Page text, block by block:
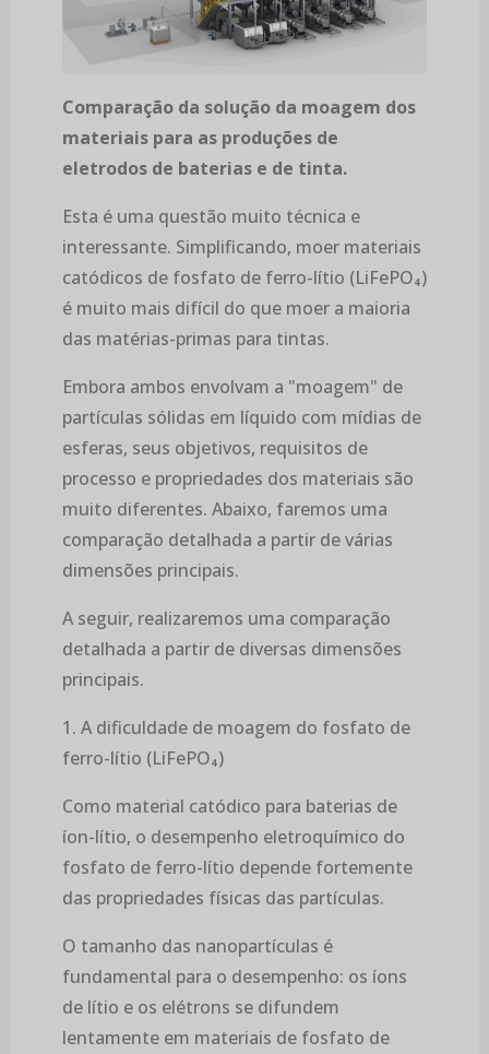
Comparação da solução da moagem dos
materiais para as produções de
eletrodos de baterias e de tinta.
Esta é uma questão muito técnica e
interessante. Simplificando, moer materiais
catódicos de fosfato de ferro-lítio (LiFePO₄)
é muito mais difícil do que moer a maioria
das matérias-primas para tintas.
Embora ambos envolvam a "moagem" de
partículas sólidas em líquido com mídias de
esferas, seus objetivos, requisitos de
processo e propriedades dos materiais são
muito diferentes. Abaixo, faremos uma
comparação detalhada a partir de várias
dimensões principais.
A seguir, realizaremos uma comparação
detalhada a partir de diversas dimensões
principais.
1. A dificuldade de moagem do fosfato de
ferro-lítio (LiFePO₄)
Como material catódico para baterias de
íon-lítio, o desempenho eletroquímico do
fosfato de ferro-lítio depende fortemente
das propriedades físicas das partículas.
O tamanho das nanopartículas é
fundamental para o desempenho: os íons
de lítio e os elétrons se difundem
lentamente em materiais de fosfato de